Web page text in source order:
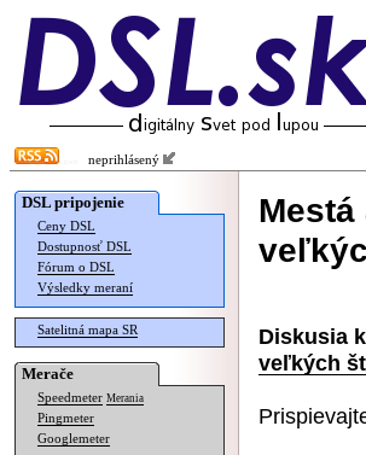
neprihlásený
DSL pripojenie
Ceny DSL
Dostupnosť DSL
Fórum o DSL
Výsledky meraní
Satelitná mapa SR
Merače
Speedmeter Merania
Pingmeter
Googlemeter
Diskusia
veľkých